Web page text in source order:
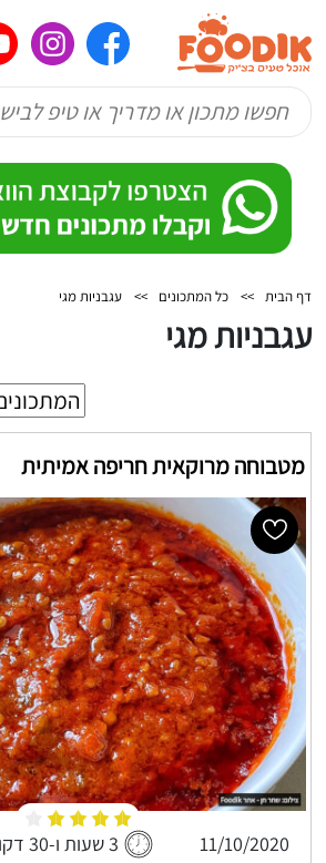
דף הבית >> כל המתכונים >> עגבניות מגי
עגבניות מגי
מטבוחה מרוקאית חריפה אמיתית
11/10/2020 3 שעות ו-30 דקות